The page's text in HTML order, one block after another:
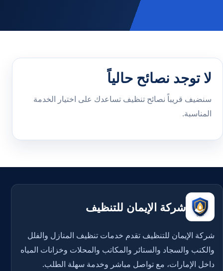
لا توجد نصائح حالياً
سنضيف قريباً نصائح تنظيف تساعدك على اختيار الخدمة
المناسبة.
شركة الإيمان للتنظيف
شركة الإيمان للتنظيف تقدم خدمات تنظيف المنازل والفلل
والكنب والسجاد والستائر والمكاتب والمحلات وخزانات المياه
داخل الإمارات، مع تواصل مباشر وخدمة سهلة الطلب.